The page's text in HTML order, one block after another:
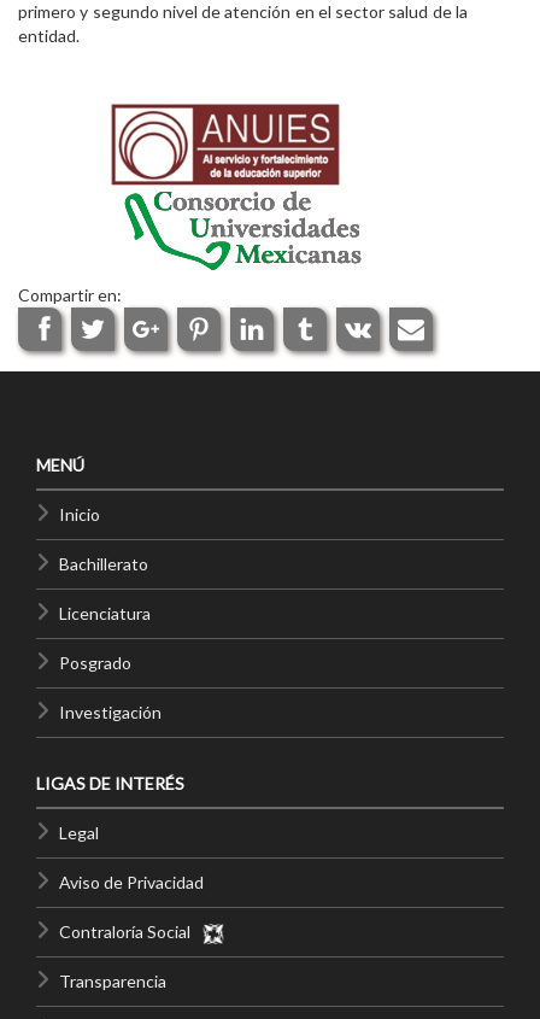
primero y segundo nivel de atención en el sector salud de la
entidad.
Compartir en:
MENÚ
Inicio
Bachillerato
Licenciatura
Posgrado
Investigación
LIGAS DE INTERÉS
Legal
Aviso de Privacidad
Contraloría Social
Transparencia